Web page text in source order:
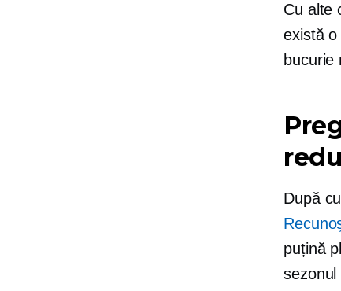
Cu alte
există
bucurie
După
puțină